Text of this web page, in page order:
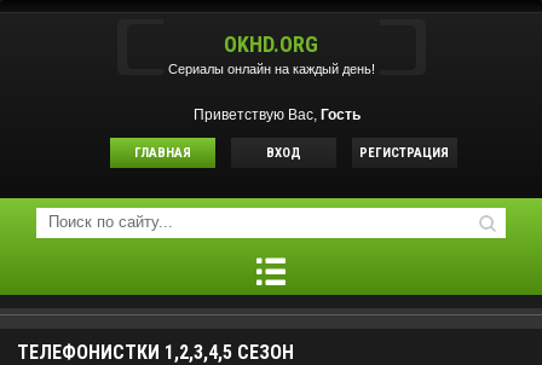
OKHD.ORG
Сериалы онлайн на каждый день!
Приветствую Вас, Гость
ГЛАВНАЯ ВХОД РЕГИСТРАЦИЯ
ТЕЛЕФОНИСТКИ 1,2,3,4,5 СЕЗОН